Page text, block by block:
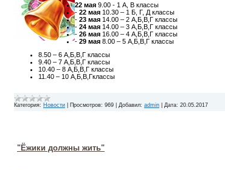
22 мая 9.00 - 1 А, В классы
- 22 мая 10.30 – 1 Б, Г, Д классы
- 23 мая 14.00 – 2 А,Б,В,Г классы
- 24 мая 14.00 – 3 А,Б,В,Г классы
- 26 мая 16.00 – 4 А,Б,В,Г классы
- 29 мая 8.00 – 5 А,Б,В,Г классы
8.50 – 6 А,Б,В,Г классы
9.40 – 7 А,Б,В,Г классы
10.40 – 8 А,Б,В,Г классы
11.40 – 10 А,Б,В,Гклассы
Категория: Новости Просмотров: 969 Добавил: admin Дата: 20.05.2017
"Ёжики должны жить"